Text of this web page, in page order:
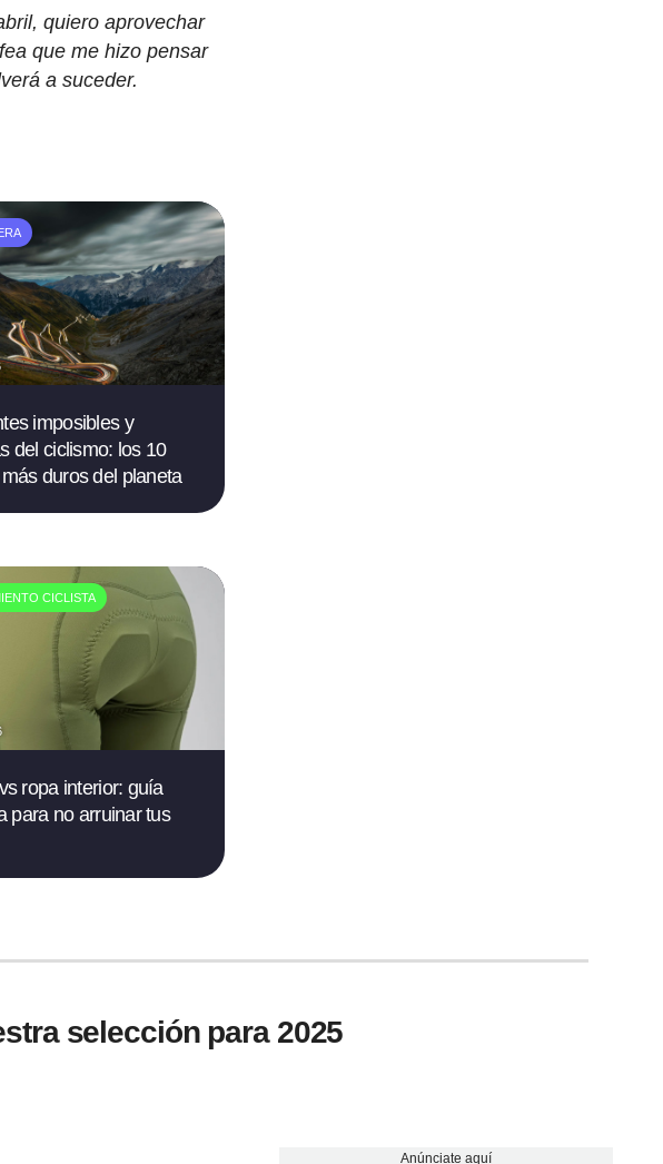
quiero aprovechar
que me hizo pensar
a suceder.
imposibles y
del ciclismo: los 10
duros del planeta
CICLISTA
ropa interior: guía
para no arruinar tus
selección para 2025
Anúnciate aquí